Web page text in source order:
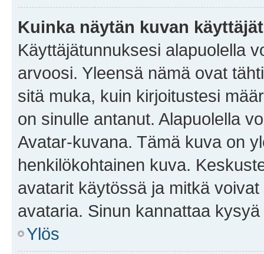
Kuinka näytän kuvan
Käyttäjätunnuksesi alapuolella
arvoosi. Yleensä nämä ovat
sitä muka, kuin kirjoitustesi
on sinulle antanut. Alapuolella
Avatar-kuvana. Tämä kuva on
henkilökohtainen kuva.
avatarit käytössä ja mitkä
avataria. Sinun kannattaa
Ylös